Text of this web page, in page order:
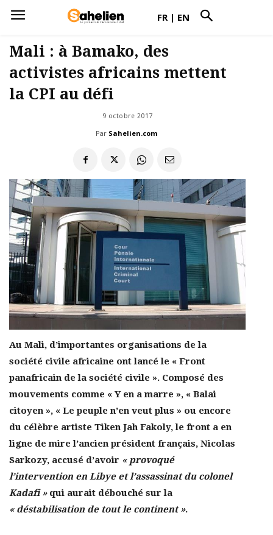
FR | EN
Mali : à Bamako, des
activistes africains mettent
la CPI au défi
9 octobre 2017
Par Sahelien.com
Au Mali, d’importantes organisations de la
société civile africaine ont lancé le « Front
panafricain de la société civile ». Composé des
mouvements comme « Y en a marre », « Balai
citoyen », « Le peuple n’en veut plus » ou encore
du célèbre artiste Tiken Jah Fakoly, le front a en
ligne de mire l’ancien président français, Nicolas
Sarkozy, accusé d’avoir « provoqué
l’intervention en Libye et l’assassinat du colonel
Kadafi »qui aurait débouché sur la
« déstabilisation de tout le continent ».